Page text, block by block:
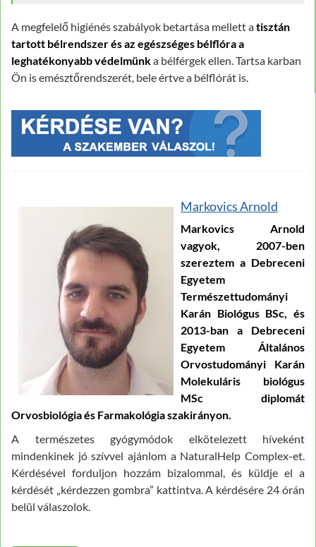
A megfelelő higiénés szabályok betartása mellett atisztán
tartott bélrendszer és az egészséges bélflóra a
leghatékonyabb védelmünka bélférgek ellen. Tartsa karban
Ön is emésztőrendszerét, bele értve a bélflórát is.
Markovics Arnold
Markovics Arnold
vagyok, 2007-ben
szereztem a Debreceni
Egyetem
Természettudományi
Karán Biológus BSc, és
2013-ban a Debreceni
Egyetem Általános
Orvostudományi Karán
Molekuláris biológus
MSc diplomát
Orvosbiológia és Farmakológia szakirányon.
A természetes gyógymódok elkötelezett híveként
mindenkinek jó szívvel ajánlom a NaturalHelp Complex-et.
Kérdésével forduljon hozzám bizalommal, és küldje el a
kérdését „kérdezzen gombra” kattintva. A kérdésére 24 órán
belül válaszolok.